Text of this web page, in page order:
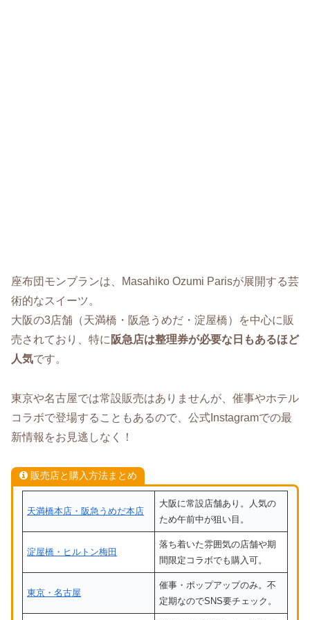
座布団モンブランは、Masahiko Ozumi Parisが展開する芸
術的なスイーツ。
大阪の3店舗（天満橋・阪急うめだ・淀屋橋）を中心に販
売されており、特に 阪急店は整理券が必要な日もあるほど
人気です。
東京や名古屋では常設販売はありませんが、催事やホテル
コラボで登場することもあるので、公式Instagramでの最
新情報をお見逃しなく！
販売店と購入方法まとめ
天満橋本店・阪急うめだ本店
大阪に常設店舗あり。人気の
ため午前中が狙い目。
淀屋橋・ヒルトン梅田
落ち着いた雰囲気の店舗や期
間限定コラボでも購入可。
東京・名古屋
催事・ポップアップのみ。不
定期なのでSNS要チェック。